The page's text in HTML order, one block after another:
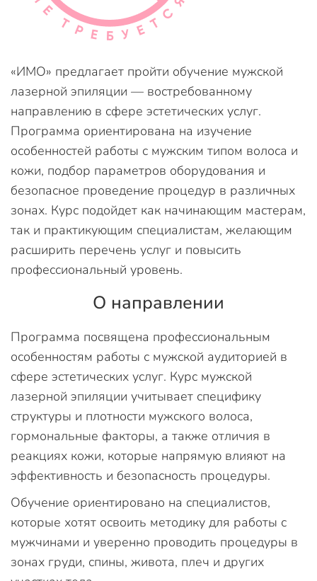
«ИМО» предлагает пройти обучение мужской
лазерной эпиляции — востребованному
направлению в сфере эстетических услуг.
Программа ориентирована на изучение
особенностей работы с мужским типом волоса и
кожи, подбор параметров оборудования и
безопасное проведение процедур в различных
зонах. Курс подойдет как начинающим мастерам,
так и практикующим специалистам, желающим
расширить перечень услуг и повысить
профессиональный уровень.
О направлении
Программа посвящена профессиональным
особенностям работы с мужской аудиторией в
сфере эстетических услуг. Курс мужской
лазерной эпиляции учитывает специфику
структуры и плотности мужского волоса,
гормональные факторы, а также отличия в
реакциях кожи, которые напрямую влияют на
эффективность и безопасность процедуры.
Обучение ориентировано на специалистов,
которые хотят освоить методику для работы с
мужчинами и уверенно проводить процедуры в
зонах груди, спины, живота, плеч и других